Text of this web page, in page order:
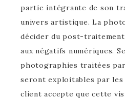
partie intégrante de son
univers artistique. La
décider du post-traitement
aux négatifs numériques.
photographies traitées
seront exploitables par les
client accepte que cette